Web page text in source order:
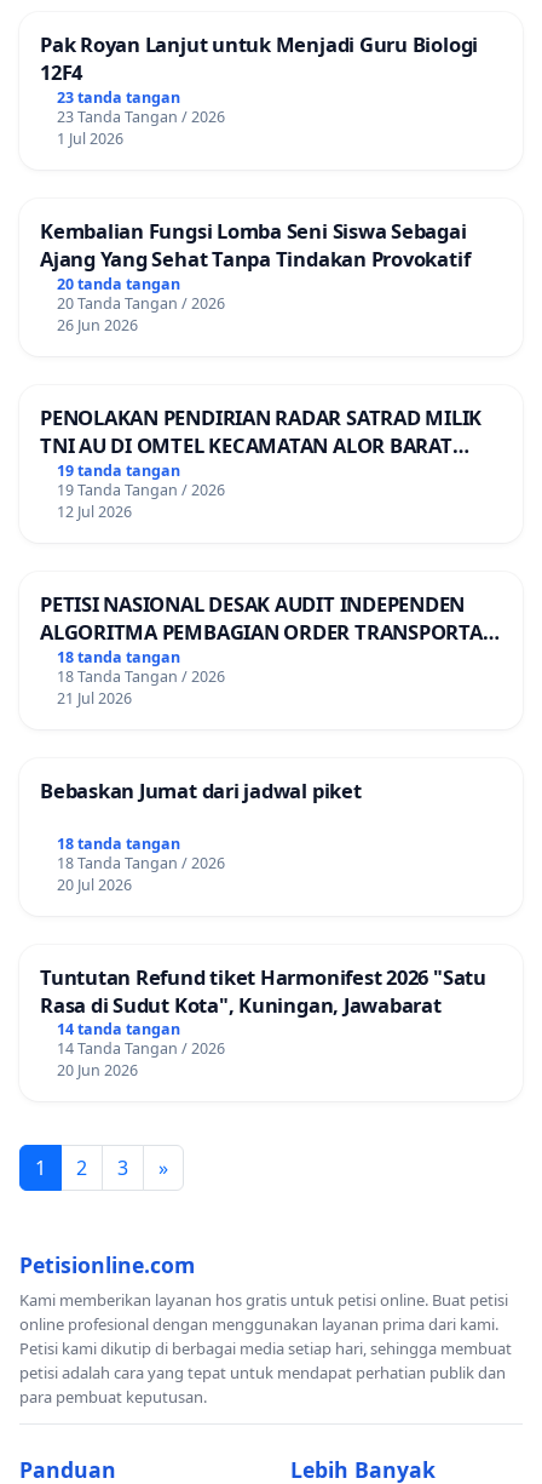
Pak Royan Lanjut untuk Menjadi Guru Biologi
12F4
23 tanda tangan
23 Tanda Tangan / 2026
1 Jul 2026
Kembalian Fungsi Lomba Seni Siswa Sebagai
Ajang Yang Sehat Tanpa Tindakan Provokatif
20 tanda tangan
20 Tanda Tangan / 2026
26 Jun 2026
PENOLAKAN PENDIRIAN RADAR SATRAD MILIK
TNI AU DI OMTEL KECAMATAN ALOR BARAT
LAUT, KABUPATEN ALOR
19 tanda tangan
19 Tanda Tangan / 2026
12 Jul 2026
PETISI NASIONAL DESAK AUDIT INDEPENDEN
ALGORITMA PEMBAGIAN ORDER TRANSPORTASI
ONLINE
18 tanda tangan
18 Tanda Tangan / 2026
21 Jul 2026
Bebaskan Jumat dari jadwal piket
18 tanda tangan
18 Tanda Tangan / 2026
20 Jul 2026
Tuntutan Refund tiket Harmonifest 2026 "Satu
Rasa di Sudut Kota", Kuningan, Jawabarat
14 tanda tangan
14 Tanda Tangan / 2026
20 Jun 2026
1 2 3 »
Petisionline.com
Kami memberikan layanan hos gratis untuk petisi online. Buat petisi
online profesional dengan menggunakan layanan prima dari kami.
Petisi kami dikutip di berbagai media setiap hari, sehingga membuat
petisi adalah cara yang tepat untuk mendapat perhatian publik dan
para pembuat keputusan.
Panduan Lebih Banyak